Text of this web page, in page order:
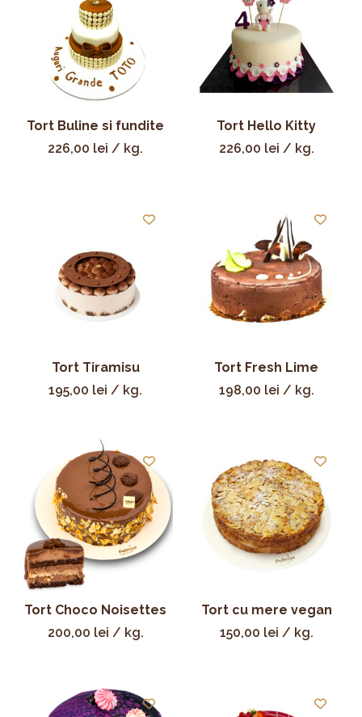
Tort Buline si fundite
226,00 lei / kg.
Tort Hello Kitty
226,00 lei / kg.
Tort Tiramisu
195,00 lei / kg.
Tort Fresh Lime
198,00 lei / kg.
Tort Choco Noisettes
200,00 lei / kg.
Tort cu mere vegan
150,00 lei / kg.